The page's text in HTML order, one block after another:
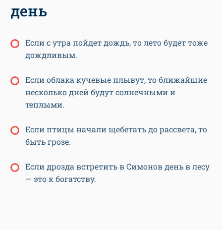
день
Если с утра пойдет дождь, то лето будет тоже
дождливым.
Если облака кучевые плывут, то ближайшие
несколько дней будут солнечными и
теплыми.
Если птицы начали щебетать до рассвета, то
быть грозе.
Если дрозда встретить в Симонов день в лесу
— это к богатству.